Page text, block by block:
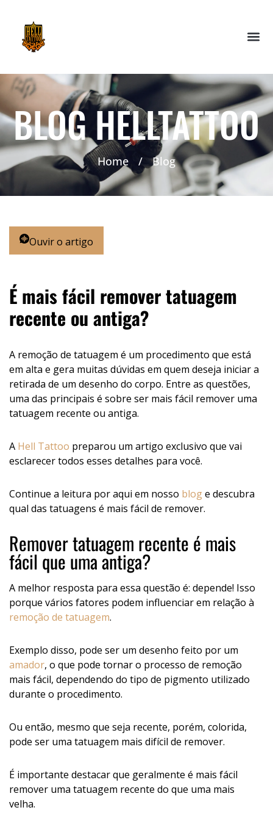
BLOG HELLTATTOO
Home / Blog
Ouvir o artigo
É mais fácil remover tatuagem
recente ou antiga?
A remoção de tatuagem é um procedimento que está
em alta e gera muitas dúvidas em quem deseja iniciar a
retirada de um desenho do corpo. Entre as questões,
uma das principais é sobre ser mais fácil remover uma
tatuagem recente ou antiga.
A Hell Tattoo preparou um artigo exclusivo que vai
esclarecer todos esses detalhes para você.
Continue a leitura por aqui em nosso bloge descubra
qual das tatuagens é mais fácil de remover.
Remover tatuagem recente é mais
fácil que uma antiga?
A melhor resposta para essa questão é: depende! Isso
porque vários fatores podem influenciar em relação à
remoção de tatuagem.
Exemplo disso, pode ser um desenho feito por um
amador, o que pode tornar o processo de remoção
mais fácil, dependendo do tipo de pigmento utilizado
durante o procedimento.
Ou então, mesmo que seja recente, porém, colorida,
pode ser uma tatuagem mais difícil de remover.
É importante destacar que geralmente é mais fácil
remover uma tatuagem recente do que uma mais
velha.